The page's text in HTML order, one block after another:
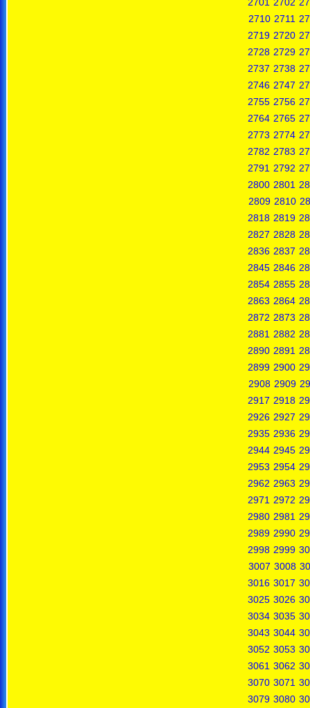
2710 2711
2719 2720
2728 2729
2737 2738
2746 2747
2755 2756
2764 2765
2773 2774
2782 2783
2791 2792
2800 2801
2809 2810
2818 2819
2827 2828
2836 2837
2845 2846
2854 2855
2863 2864
2872 2873
2881 2882
2890 2891
2899 2900
2908 2909
2917 2918
2926 2927
2935 2936
2944 2945
2953 2954
2962 2963
2971 2972
2980 2981
2989 2990
2998 2999
3007 3008
3016 3017
3025 3026
3034 3035
3043 3044
3052 3053
3061 3062
3070 3071
3079 3080